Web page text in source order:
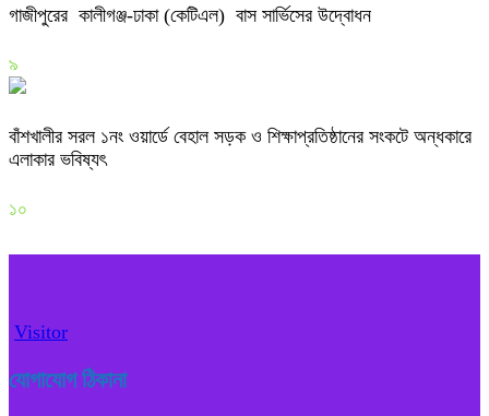
গাজীপুরের কালীগঞ্জ-ঢাকা (কেটিএল) বাস সার্ভিসের উদ্বোধন
৯
বাঁশখালীর সরল ১নং ওয়ার্ডে বেহাল সড়ক ও শিক্ষাপ্রতিষ্ঠানের সংকটে অন্ধকারে
এলাকার ভবিষ্যৎ
১০
Visitor
যোগাযোগ ঠিকানা